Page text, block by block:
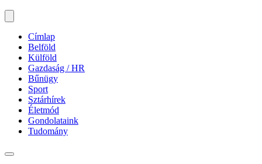
Címlap
Belföld
Külföld
Gazdaság / HR
Bűnügy
Sport
Sztárhírek
Életmód
Gondolataink
Tudomány